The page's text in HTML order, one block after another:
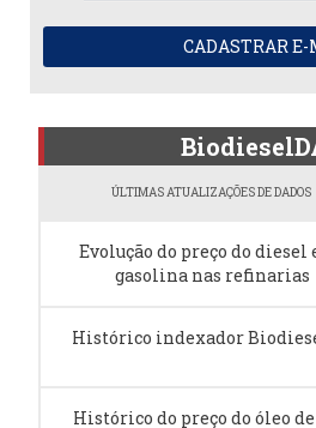
CADASTRAR
ÚLTIMAS ATUALIZAÇÕES DE DADOS
Evolução do preço do diesel
gasolina nas refinarias
Histórico indexador
Histórico do preço do óleo de